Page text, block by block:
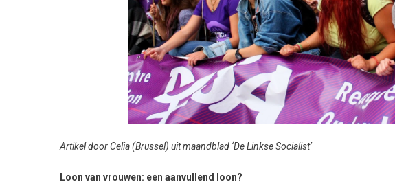
Artikel door Celia (Brussel) uit maandblad ‘De Linkse Socialist’
Loon van vrouwen: een aanvullend loon?